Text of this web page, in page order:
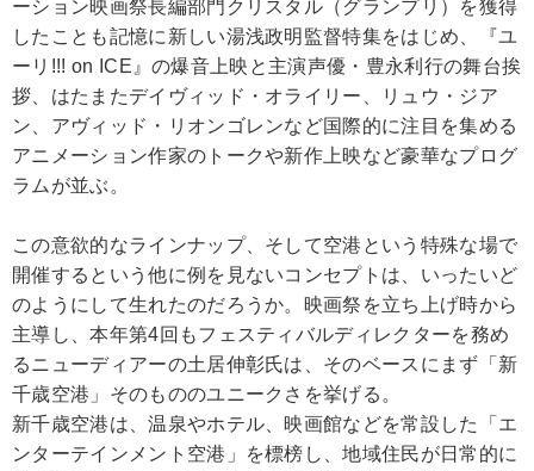
ーション映画祭長編部門クリスタル（グランプリ）を獲得
したことも記憶に新しい湯浅政明監督特集をはじめ、『ユ
ーリ!!! on ICE』の爆音上映と主演声優・豊永利行の舞台挨
拶、はたまたデイヴィッド・オライリー、リュウ・ジア
ン、アヴィッド・リオンゴレンなど国際的に注目を集める
アニメーション作家のトークや新作上映など豪華なプログ
ラムが並ぶ。
この意欲的なラインナップ、そして空港という特殊な場で
開催するという他に例を見ないコンセプトは、いったいど
のようにして生れたのだろうか。映画祭を立ち上げ時から
主導し、本年第4回もフェスティバルディレクターを務め
るニューディアーの土居伸彰氏は、そのベースにまず「新
千歳空港」そのもののユニークさを挙げる。
新千歳空港は、温泉やホテル、映画館などを常設した「エ
ンターテインメント空港」を標榜し、地域住民が日常的に